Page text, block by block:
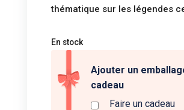
thématique sur les légendes
En stock
Ajouter un
cadeau
Faire un cadeau